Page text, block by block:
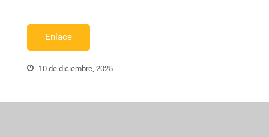
Enlace
10 de diciembre, 2025